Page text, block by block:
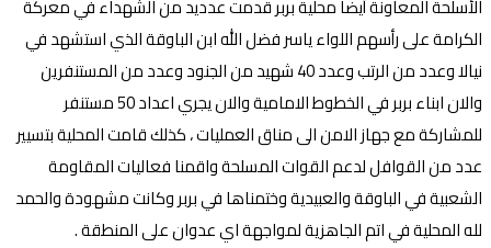
الأسلحة المعاونة أيضا محلية بربر قدمت عدديد من الشهداء في معركة
الكرامة على رأسهم اللواء ياسر فضل الله ابن الباوقة الذي استشهد في
نيالا وعدد من الرتب وعدد 40 شهيد من الجنود وعدد من المستنفرين
والان ابناء بربر في الخطوط الامامية والان يجري اعداد 50 مستنفر
للمشاركة مع جهاز الامن الى مناق العمليات ، كذلك قامت المحلية بتسيير
عدد من القوافل لدعم القوات المسلحة واقمنا فعاليات المقاومة
الشعبية في الباوقة والعبيدية وختمناها في بربر وكانت مشهودة والحمد
لله المحلية في اتم الجاهزية لمواجهة اي عدوان على المنطقة .